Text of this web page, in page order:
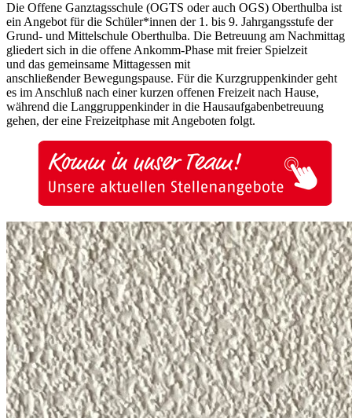
Die Offene Ganztagsschule (OGTS oder auch OGS) Oberthulba ist
ein Angebot für die Schüler*innen der 1. bis 9. Jahrgangsstufe der
Grund- und Mittelschule Oberthulba. Die Betreuung am Nachmittag
gliedert sich in die offene Ankomm-Phase mit freier Spielzeit
und das gemeinsame Mittagessen mit
anschließender Bewegungspause. Für die Kurzgruppenkinder geht
es im Anschluß nach einer kurzen offenen Freizeit nach Hause,
während die Langgruppenkinder in die Hausaufgabenbetreuung
gehen, der eine Freizeitphase mit Angeboten folgt.